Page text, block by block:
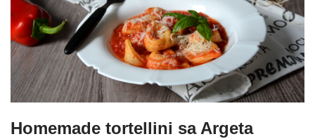
Homemade tortellini sa Argeta